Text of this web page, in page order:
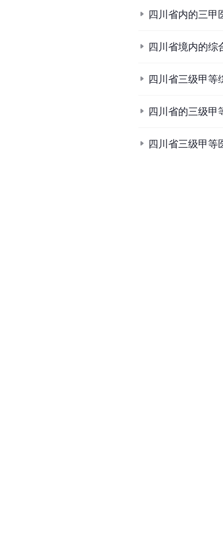
四川省内的三甲
四川省境内的综
四川省三级甲等
四川省的三级甲
四川省三级甲等